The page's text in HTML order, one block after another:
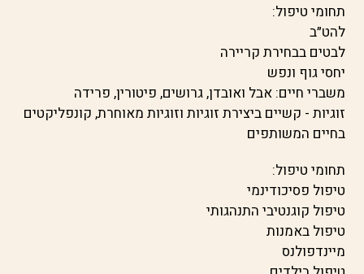
תחומי טיפול:
להט״ב
לבטים בבחירת קריירה
יחסי גוף ונפש
משברי חיים: אבל ואובדן, גרושים, פיטורין, פרידה
זוגיות - קשיים ביצירת זוגיות וזוגיות מאוחרת, קונפליקטים
בחיים המשותפים
תחומי טיפול:
טיפול פסיכודינמי
טיפול קוגנטיבי התנהגותי
טיפול באמנות
מיינדפולנס